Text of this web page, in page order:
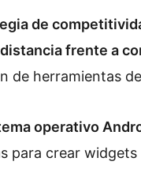
de
frente a
de herramientas
operativo
para crear